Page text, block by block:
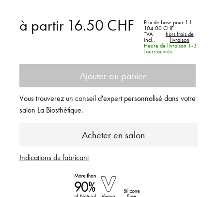
à partir 16.50 CHF
Prix de base pour 1 l :
104.00 CHF
TVA
incl.,
hors frais de
livraison
Heure de livraison 1-3
Jours ouvrés
Ajouter au panier
Acheter en salon
Vous trouverez un conseil d'expert personnalisé dans votre
salon La Biosthétique.
Indications du fabricant